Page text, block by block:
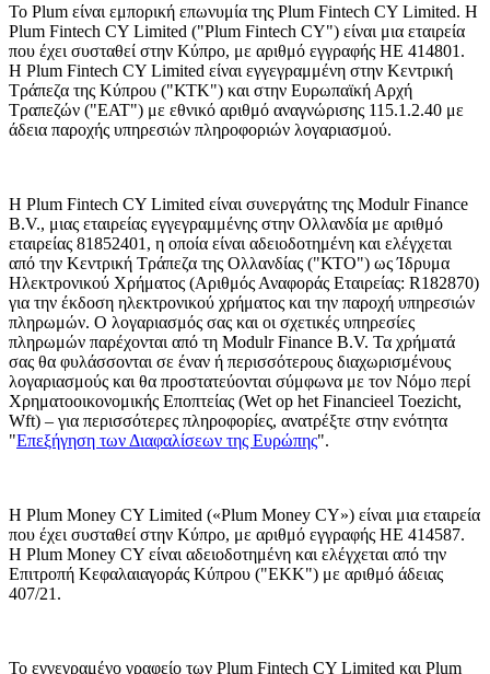
Το Plum είναι εμπορική επωνυμία της Plum Fintech CY Limited. Η
Plum Fintech CY Limited ("Plum Fintech CY") είναι μια εταιρεία
που έχει συσταθεί στην Κύπρο, με αριθμό εγγραφής HE 414801.
Η Plum Fintech CY Limited είναι εγγεγραμμένη στην Κεντρική
Τράπεζα της Κύπρου ("ΚΤΚ") και στην Ευρωπαϊκή Αρχή
Τραπεζών ("EΑΤ") με εθνικό αριθμό αναγνώρισης 115.1.2.40 με
άδεια παροχής υπηρεσιών πληροφοριών λογαριασμού.
Η Plum Fintech CY Limited είναι συνεργάτης της Modulr Finance
B.V., μιας εταιρείας εγγεγραμμένης στην Ολλανδία με αριθμό
εταιρείας 81852401, η οποία είναι αδειοδοτημένη και ελέγχεται
από την Κεντρική Τράπεζα της Ολλανδίας ("ΚΤΟ") ως Ίδρυμα
Ηλεκτρονικού Χρήματος (Αριθμός Αναφοράς Εταιρείας: R182870)
για την έκδοση ηλεκτρονικού χρήματος και την παροχή υπηρεσιών
πληρωμών. Ο λογαριασμός σας και οι σχετικές υπηρεσίες
πληρωμών παρέχονται από τη Modulr Finance B.V. Τα χρήματά
σας θα φυλάσσονται σε έναν ή περισσότερους διαχωρισμένους
λογαριασμούς και θα προστατεύονται σύμφωνα με τον Νόμο περί
Χρηματοοικονομικής Εποπτείας (Wet op het Financieel Toezicht,
Wft) – για περισσότερες πληροφορίες, ανατρέξτε στην ενότητα
"Επεξήγηση των Διαφαλίσεων της Ευρώπης".
Η Plum Money CY Limited («Plum Money CY») είναι μια εταιρεία
που έχει συσταθεί στην Κύπρο, με αριθμό εγγραφής HE 414587.
Η Plum Money CY είναι αδειοδοτημένη και ελέγχεται από την
Επιτροπή Κεφαλαιαγοράς Κύπρου ("ΕΚΚ") με αριθμό άδειας
407/21.
Το εγγεγραμένο γραφείο των Plum Fintech CY Limited και Plum